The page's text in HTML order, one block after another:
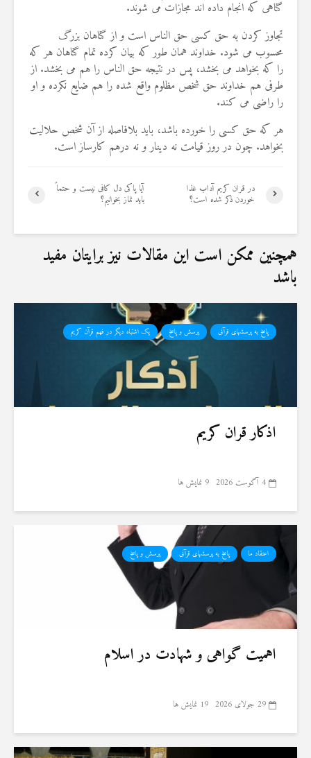
گناهی که انجام داده اند مجازات می شوند.
تجاوز کردن به حق کسی حق الناس است و از گناهان بزرگ
محسوب می شود. خداوند همان طور که بیان کرده تمام گناهان هر که
را که بخواهد می بخشد، پس در نتیجه حق الناس را هم می بخشد. از
طرفی هم خداوند حق شخص مظلوم واقع شده را هم ضایع نکرده و او
را راضی می کند.
هر که حق کسی را خورده باشد، باید بلافاصله از آن شخص حلالیت
بخواهد. چون در روز قیامت نه دینار و نه درهم کارساز است.
آیا پاکی دل کافی نیست و حتماً
باید نماز بخوانیم؟
در قران کریم آداب غذا
خوردن ذکر شده است؟
همچنین ممکن است این مقالات نیز برایتان مفید
باشد
پاسخ به پرسشهای قرآنی پرسش و پاسخ یک اشتباه دیگر در فهم قرآن کریم
اذکار قران کریم
4 آگوست 2026 9 نمایش ها
اعتقاد ما پاسخ به پرسشهای قرآنی پرسش و پاسخ
اهمیت گواهی و شهادت در اسلام
29 جولای 2026 19 نمایش ها
19 جولای 2026